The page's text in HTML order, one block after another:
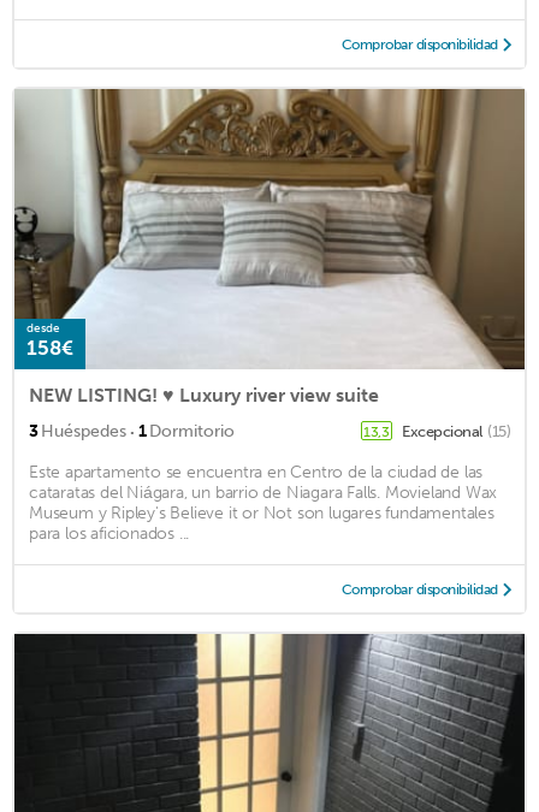
Comprobar disponibilidad
desde
158€
NEW LISTING! ♥ Luxury river view suite
3Huéspedes · 1Dormitorio 13,3 Excepcional (15)
Este apartamento se encuentra en Centro de la ciudad de las
cataratas del Niágara, un barrio de Niagara Falls. Movieland Wax
Museum y Ripley's Believe it or Not son lugares fundamentales
para los aficionados ...
Comprobar disponibilidad